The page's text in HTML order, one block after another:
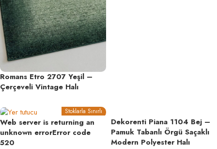
Romans Etro 2707 Yeşil –
Çerçeveli Vintage Halı
Stoklarla Sınırlı
Web server is returning an
unknown errorError code
520
Dekorenti Piana 1104 Bej –
Pamuk Tabanlı Örgü Saçaklı
Modern Polyester Halı